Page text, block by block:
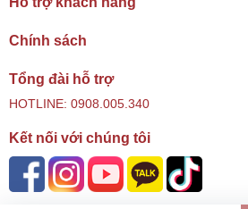
Chính sách
Tổng đài hỗ trợ
HOTLINE: 0908.005.340
Kết nối với chúng tôi